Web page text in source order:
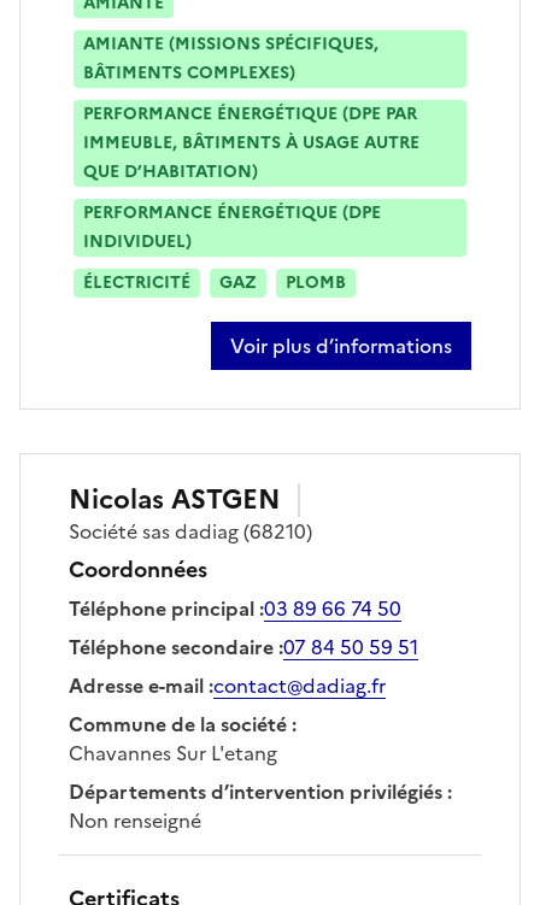
AMIANTE (MISSIONS SPÉCIFIQUES,
BÂTIMENTS COMPLEXES)
PERFORMANCE ÉNERGÉTIQUE (DPE PAR
IMMEUBLE, BÂTIMENTS À USAGE AUTRE
QUE D’HABITATION)
PERFORMANCE ÉNERGÉTIQUE (DPE
INDIVIDUEL)
ÉLECTRICITÉ
GAZ PLOMB
Voir plus d’informations
sur lucas lopez
Nicolas ASTGEN
Sociétésas dadiag(68210)
Coordonnées
Téléphone principal:03 89 66 74 50
Téléphone secondaire:07 84 50 59 51
Adresse e-mail:contact@dadiag.fr
Commune de la société:
Chavannes Sur L'etang
Départements d’intervention privilégiés:
Non renseigné
Certificats